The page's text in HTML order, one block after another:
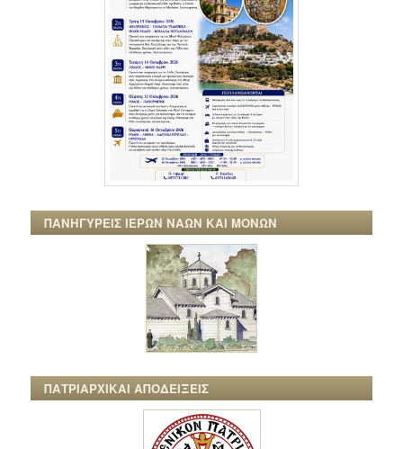
ΠΑΝΗΓΥΡΕΙΣ ΙΕΡΩΝ ΝΑΩΝ ΚΑΙ ΜΟΝΩΝ
ΠΑΤΡΙΑΡΧΙΚΑΙ ΑΠΟΔΕΙΞΕΙΣ